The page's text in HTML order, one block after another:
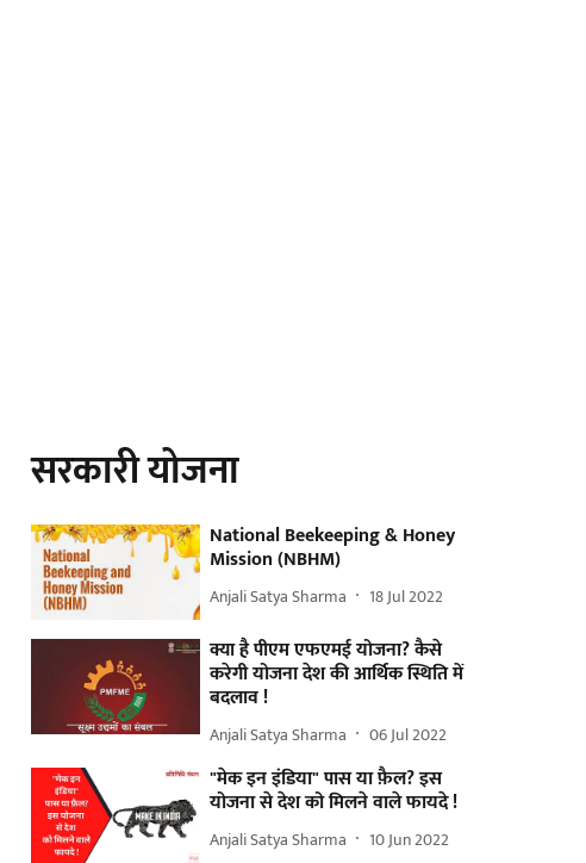
सरकारी योजना
National Beekeeping & Honey
Mission (NBHM)
Anjali Satya Sharma 18 Jul 2022
क्या है पीएम एफएमई योजना? कैसे
करेगी योजना देश की आर्थिक स्थिति में
बदलाव !
Anjali Satya Sharma 06 Jul 2022
"मेक इन इंडिया" पास या फ़ैल? इस
योजना से देश को मिलने वाले फायदे !
Anjali Satya Sharma 10 Jun 2022